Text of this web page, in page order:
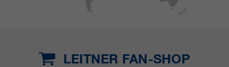
LEITNER FAN-SHOP